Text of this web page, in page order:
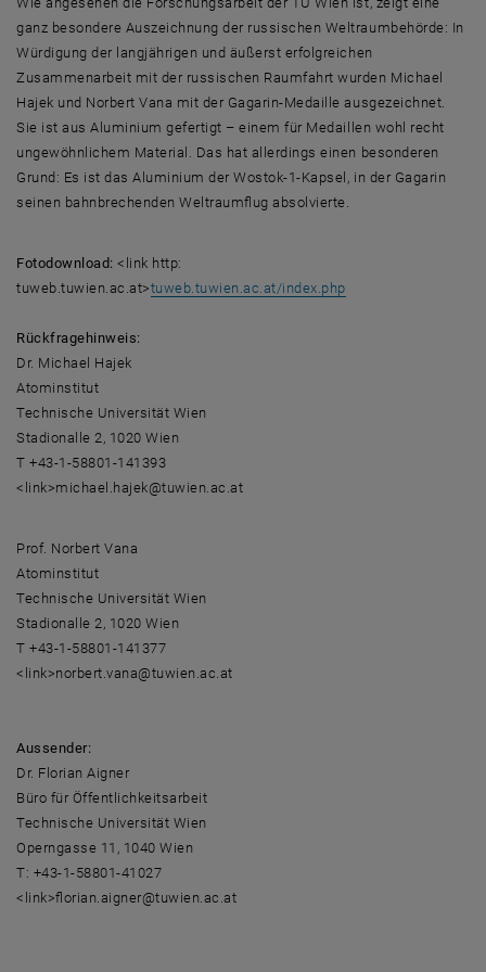
ganz besondere Auszeichnung der russischen Weltraumbehörde: In
Würdigung der langjährigen und äußerst erfolgreichen
Zusammenarbeit mit der russischen Raumfahrt wurden Michael
Hajek und Norbert Vana mit der Gagarin-Medaille ausgezeichnet.
Sie ist aus Aluminium gefertigt – einem für Medaillen wohl recht
ungewöhnlichem Material. Das hat allerdings einen besonderen
Grund: Es ist das Aluminium der Wostok-1-Kapsel, in der Gagarin
seinen bahnbrechenden Weltraumflug absolvierte.
Fotodownload: <link http:
tuweb.tuwien.ac.at>tuweb.tuwien.ac.at/index.php
Rückfragehinweis:
Dr. Michael Hajek
Atominstitut
Technische Universität Wien
Stadionalle 2, 1020 Wien
T +43-1-58801-141393
<link>michael.hajek@tuwien.ac.at
Prof. Norbert Vana
Atominstitut
Technische Universität Wien
Stadionalle 2, 1020 Wien
T +43-1-58801-141377
<link>norbert.vana@tuwien.ac.at
Aussender:
Dr. Florian Aigner
Büro für Öffentlichkeitsarbeit
Technische Universität Wien
Operngasse 11, 1040 Wien
T: +43-1-58801-41027
<link>florian.aigner@tuwien.ac.at